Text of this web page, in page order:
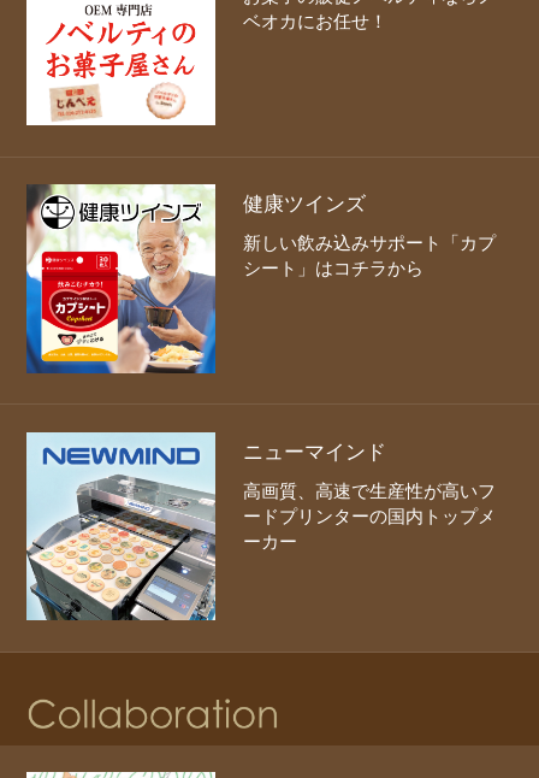
ベオカにお任せ！
健康ツインズ
新しい飲み込みサポート「カプ
シート」はコチラから
ニューマインド
高画質、高速で生産性が高いフ
ードプリンターの国内トップメ
ーカー